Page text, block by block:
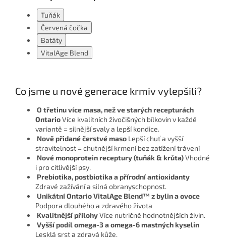
Tuňák
Červená čočka
Batáty
VitalAge Blend
Co jsme u nové generace krmiv vylepšili?
O třetinu více masa, než ve starých recepturách
OntarioVíce kvalitních živočišných bílkovin v každé
variantě = silnější svaly a lepší kondice.
Nově přidané čerstvé maso Lepší chuť a vyšší
stravitelnost = chutnější krmení bez zatížení trávení
Nové monoprotein receptury (tuňák & krůta)Vhodné
i pro citlivější psy.
Prebiotika, postbiotika a přírodní antioxidanty
Zdravé zažívání a silná obranyschopnost.
Unikátní Ontario VitalAge Blend™ z bylin a ovoce
Podpora dlouhého a zdravého života
Kvalitnější přílohyVíce nutričně hodnotnějších živin.
Vyšší podíl omega-3 a omega-6 mastných kyselin
Lesklá srst a zdravá kůže.